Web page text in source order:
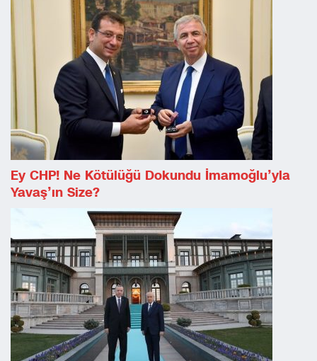
Ey CHP! Ne Kötülüğü Dokundu İmamoğlu’yla
Yavaş’ın Size?